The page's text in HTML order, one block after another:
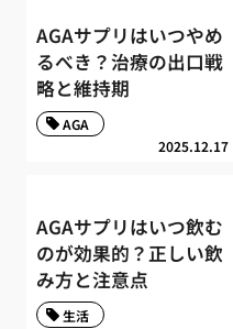
AGAサプリはいつやめ
るべき？治療の出口戦
略と維持期
2025.12.17
AGA
AGAサプリはいつ飲む
のが効果的？正しい飲
み方と注意点
生活